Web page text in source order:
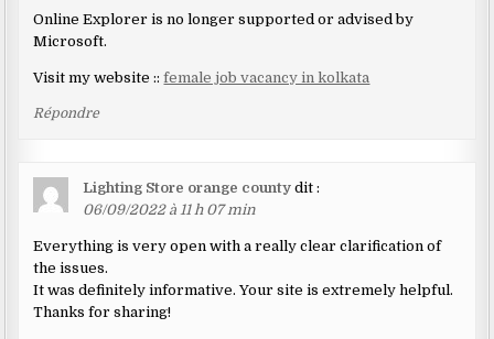
Online Explorer is no longer supported or advised by
Microsoft.
Visit my website ::female job vacancy in kolkata
Répondre
Lighting Store orange county dit :
06/09/2022 à 11 h 07 min
Everything is very open with a really clear clarification of
the issues.
It was definitely informative. Your site is extremely helpful.
Thanks for sharing!